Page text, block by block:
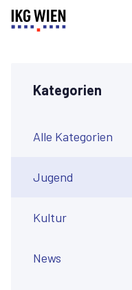
Kategorien
Alle Kategorien
Jugend
Kultur
News